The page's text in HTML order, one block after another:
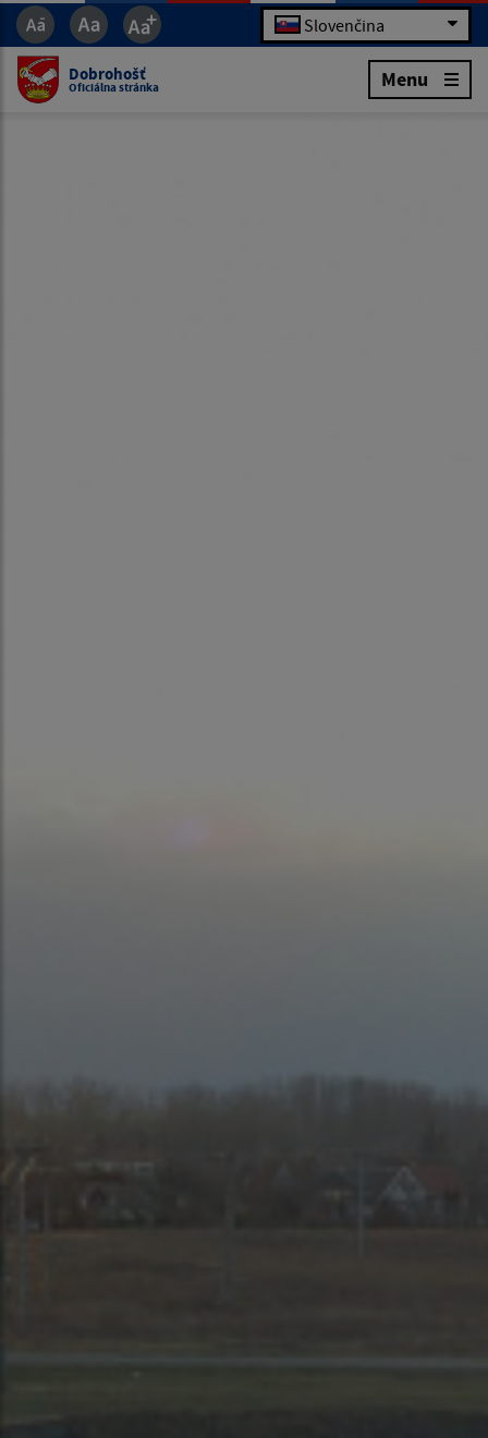
Slovenčina
Dobrohošť
Oficiálna stránka Menu